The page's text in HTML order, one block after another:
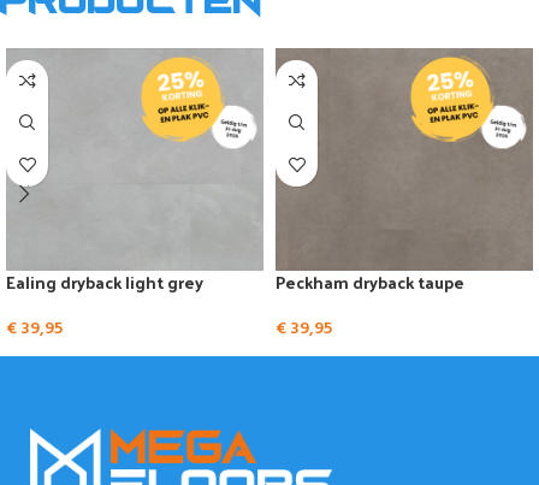
Ealing dryback light grey
€39,95
Peckham dryback taupe
€39,95